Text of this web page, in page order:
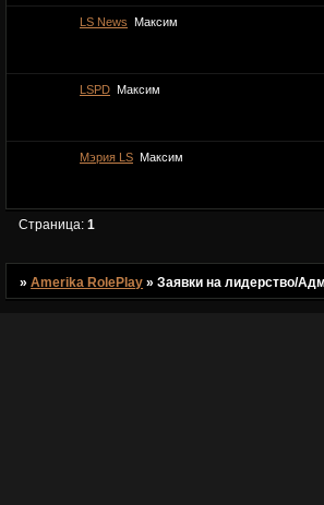
LS News Максим
LSPD Максим
Мэрия LS Максим
Страница:1
»Amerika RolePlay »Заявки на лидерство/